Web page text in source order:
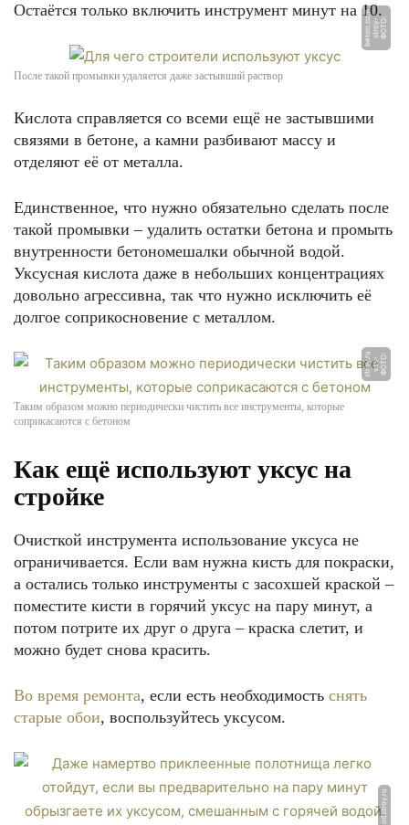
Остаётся только включить инструмент минут на 10.
Ф
О
Т
О:
s
t
r
o
y
-
b
e
t
o
n.
c
o
m
После такой промывки удаляется даже застывший раствор
Кислота справляется со всеми ещё не застывшими
связями в бетоне, а камни разбивают массу и
отделяют её от металла.
Единственное, что нужно обязательно сделать после
такой промывки – удалить остатки бетона и промыть
внутренности бетономешалки обычной водой.
Уксусная кислота даже в небольших концентрациях
довольно агрессивна, так что нужно исключить её
долгое соприкосновение с металлом.
Ф
О
Т
О:
v
d
s
-s
t
r
o
y.
r
u
Таким образом можно периодически чистить все инструменты, которые
соприкасаются с бетоном
Как ещё используют уксус на
стройке
Очисткой инструмента использование уксуса не
ограничивается. Если вам нужна кисть для покраски,
а остались только инструменты с засохшей краской –
поместите кисти в горячий уксус на пару минут, а
потом потрите их друг о друга – краска слетит, и
можно будет снова красить.
Во время ремонта, если есть необходимость снять
старые обои, воспользуйтесь уксусом.